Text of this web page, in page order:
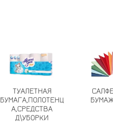
ТУАЛЕТНАЯ
БУМАГА,ПОЛОТЕНЦ
А,СРЕДСТВА
Д\УБОРКИ